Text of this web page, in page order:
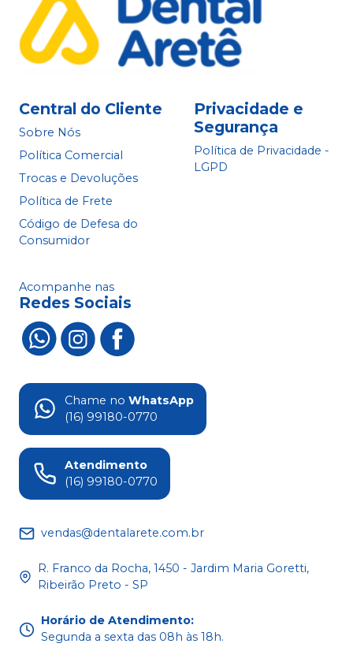
Central do Cliente
Sobre Nós
Política Comercial
Trocas e Devoluções
Política de Frete
Código de Defesa do
Consumidor
Privacidade e
Segurança
Política de Privacidade -
LGPD
Acompanhe nas
Redes Sociais
Chame no WhatsApp
(16) 99180-0770
Atendimento
(16) 99180-0770
vendas@dentalarete.com.br
R. Franco da Rocha, 1450 - Jardim Maria Goretti,
Ribeirão Preto - SP
Horário de Atendimento:
Segunda a sexta das 08h às 18h.